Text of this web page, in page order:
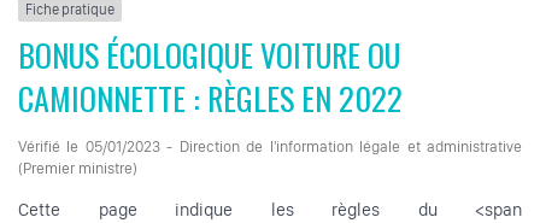
Fiche pratique
BONUS ÉCOLOGIQUE VOITURE OU
CAMIONNETTE : RÈGLES EN 2022
Vérifié le 05/01/2023 - Direction de l'information légale et administrative
(Premier ministre)
Cette page indique les règles du <span